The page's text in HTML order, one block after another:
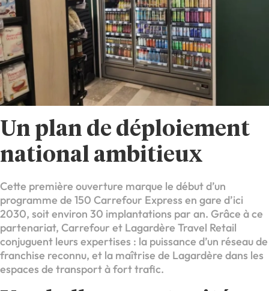
Un plan de déploiement
national ambitieux
Cette première ouverture marque le début d’un
programme de 150 Carrefour Express en gare d’ici
2030, soit environ 30 implantations par an. Grâce à ce
partenariat, Carrefour et Lagardère Travel Retail
conjuguent leurs expertises : la puissance d’un réseau de
franchise reconnu, et la maîtrise de Lagardère dans les
espaces de transport à fort trafic.